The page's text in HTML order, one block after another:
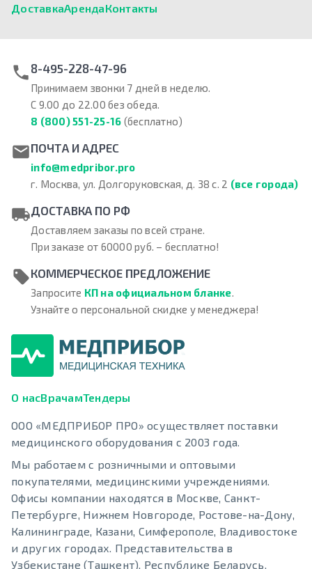
ДоставкаАрендаКонтакты
8-495-228-47-96
Принимаем звонки 7 дней в неделю.
С 9.00 до 22.00 без обеда.
8 (800) 551-25-16 (бесплатно)
ПОЧТА И АДРЕС
info@medpribor.pro
г. Москва, ул. Долгоруковская, д. 38 с. 2 (все города)
ДОСТАВКА ПО РФ
Доставляем заказы по всей стране.
При заказе от 60000 руб. – бесплатно!
КОММЕРЧЕСКОЕ ПРЕДЛОЖЕНИЕ
Запросите КП на официальном бланке.
Узнайте о персональной скидке у менеджера!
О насВрачамТендеры
ООО «МЕДПРИБОР ПРО» осуществляет поставки
медицинского оборудования с 2003 года.
Мы работаем с розничными и оптовыми
покупателями, медицинскими учреждениями.
Офисы компании находятся в Москве, Санкт-
Петербурге, Нижнем Новгороде, Ростове-на-Дону,
Калининграде, Казани, Симферополе, Владивостоке
и других городах. Представительства в
Узбекистане (Ташкент), Республике Беларусь.